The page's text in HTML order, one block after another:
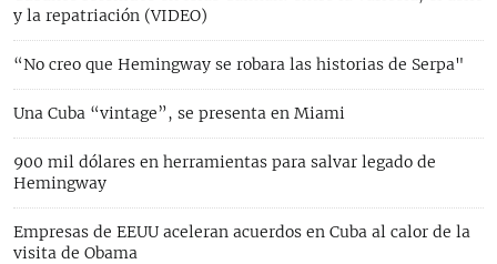
y la repatriación (VIDEO)
“No creo que Hemingway se robara las historias de Serpa"
Una Cuba “vintage”, se presenta en Miami
900 mil dólares en herramientas para salvar legado de
Hemingway
Empresas de EEUU aceleran acuerdos en Cuba al calor de la
visita de Obama